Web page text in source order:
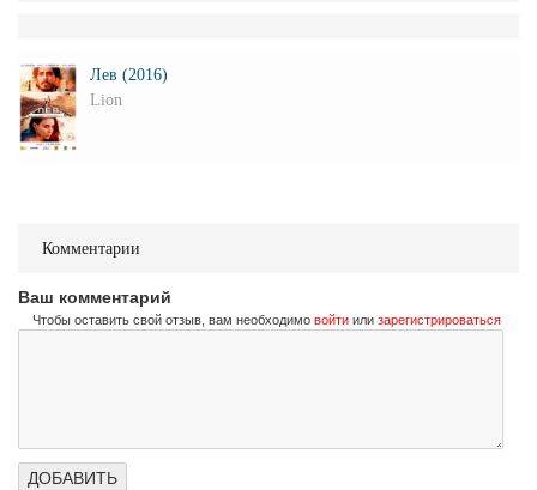
Лев (2016)
Lion
Комментарии
Ваш комментарий
Чтобы оставить свой отзыв, вам необходимо войти или зарегистрироваться